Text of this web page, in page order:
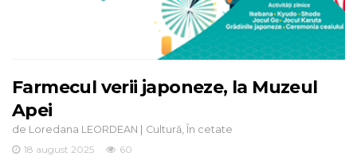
Farmecul verii japoneze, la Muzeul
Apei
de Loredana LEORDEAN | Cultură În cetate
18 august 2025
60